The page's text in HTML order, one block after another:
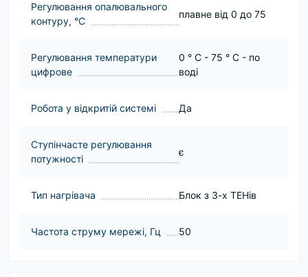
Регулювання опалювального
контуру, °С
плавне від 0 до 75
Регулювання температури
цифрове
0 ° C - 75 ° C - по
воді
Робота у відкритій системі Да
Ступінчасте регулювання
потужності
є
Тип нагрівача Блок з 3-х ТЕНів
Частота струму мережі, Гц 50